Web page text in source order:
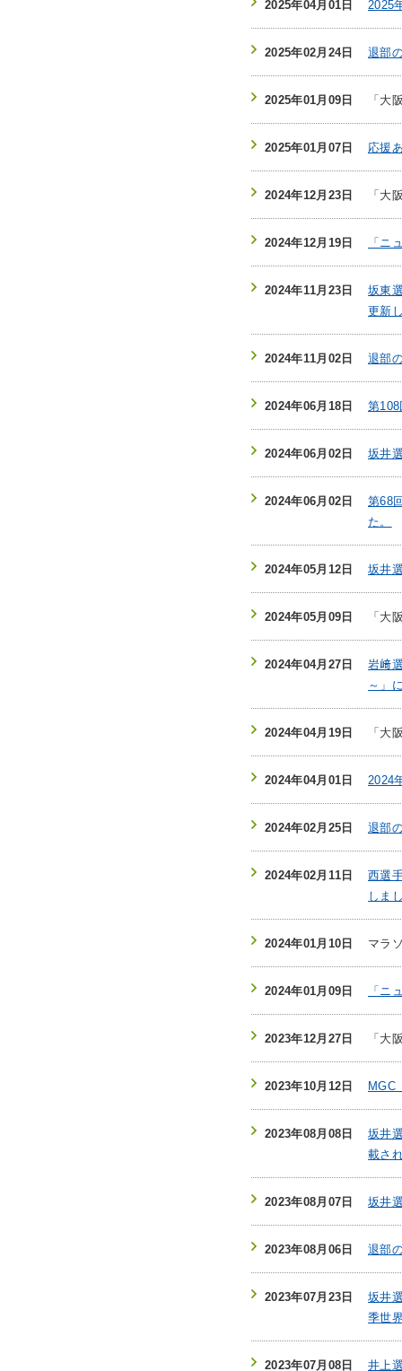
2025年04月01日 2025
2025年02月24日 退部
2025年01月09日 「大
2025年01月07日 応援
2024年12月23日 「大
2024年12月19日 「ニ
2024年11月23日
坂東
更新
2024年11月02日 退部
2024年06月18日 第
2024年06月02日 坂井
2024年06月02日
第68
た。
2024年05月12日 坂井
2024年05月09日 「大
2024年04月27日
岩﨑
～」
2024年04月19日 「大
2024年04月01日 2024
2024年02月25日 退部
2024年02月11日
西選
しま
2024年01月10日 マラ
2024年01月09日 「ニ
2023年12月27日 「大
2023年10月12日 MGC
2023年08月08日
坂井
載さ
2023年08月07日 坂井
2023年08月06日 退部
2023年07月23日
坂井
季世
2023年07月08日 井上